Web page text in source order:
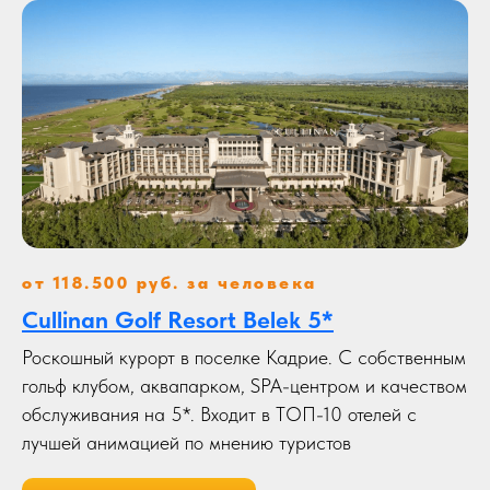
от 118.500 руб. за человека
Cullinan Golf Resort Belek 5*
Роскошный курорт в поселке Кадрие. С собственным
гольф клубом, аквапарком, SPA-центром и качеством
обслуживания на 5*. Входит в ТОП-10 отелей с
лучшей анимацией по мнению туристов
Турция — все включено.
Просто наслаждайтесь
отдыхом